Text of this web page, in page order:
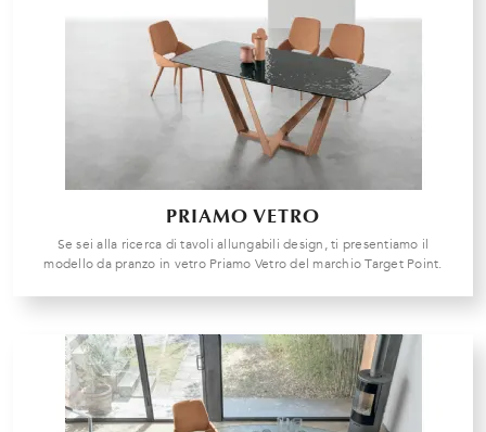
PRIAMO VETRO
Se sei alla ricerca di tavoli allungabili design, ti presentiamo il
modello da pranzo in vetro Priamo Vetro del marchio Target Point.